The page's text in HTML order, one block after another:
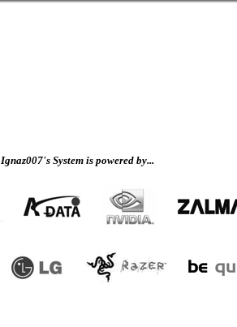
Ignaz007's System is powered by...